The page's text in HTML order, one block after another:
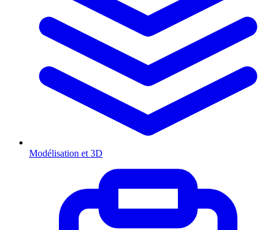
Modélisation et 3D